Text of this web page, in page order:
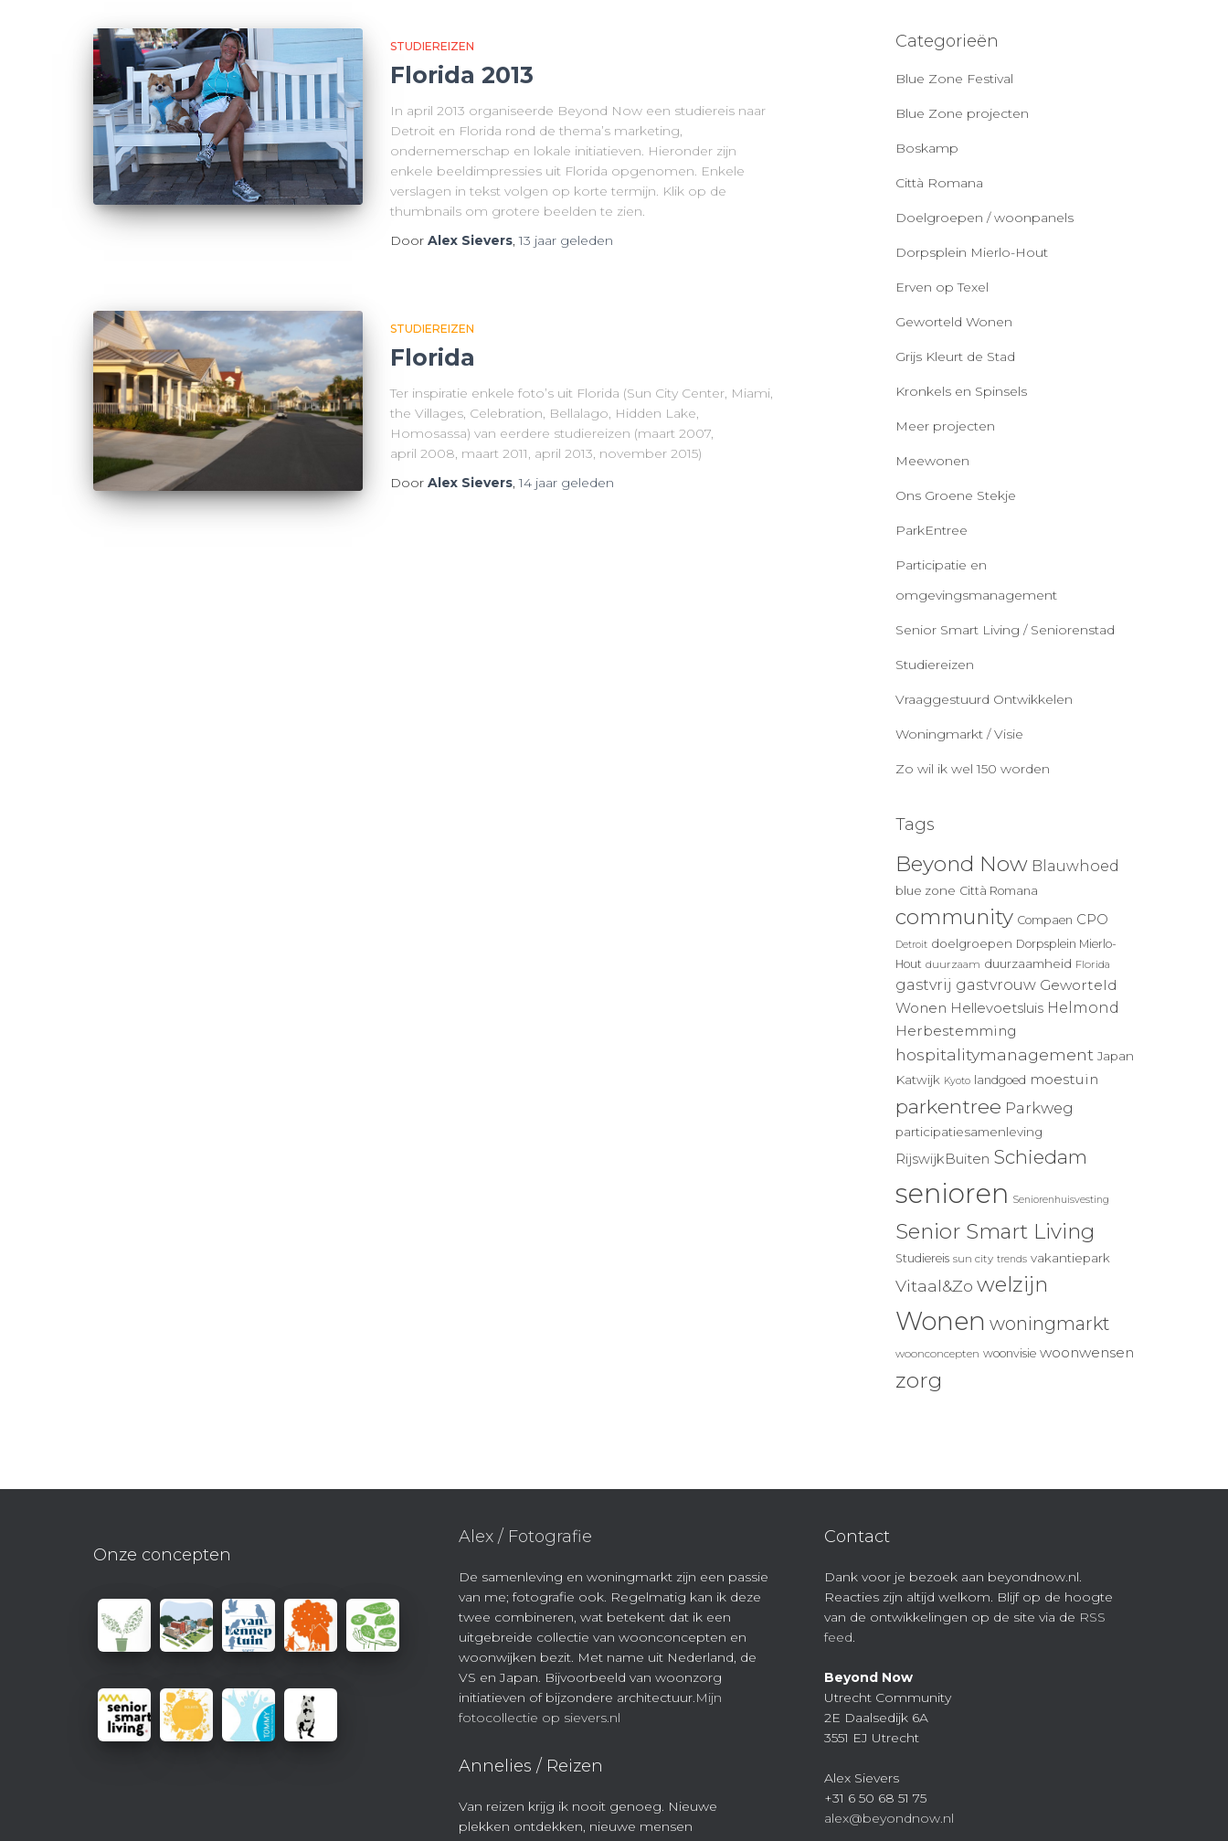
STUDIEREIZEN
Florida 2013
In april 2013 organiseerde Beyond Now een studiereis naar
Detroit en Florida rond de thema’s marketing,
ondernemerschap en lokale initiatieven. Hieronder zijn
enkele beeldimpressies uit Florida opgenomen. Enkele
verslagen in tekst volgen op korte termijn. Klik op de
thumbnails om grotere beelden te zien.
Door Alex Sievers,13 jaar geleden
STUDIEREIZEN
Florida
Ter inspiratie enkele foto’s uit Florida (Sun City Center, Miami,
the Villages, Celebration, Bellalago, Hidden Lake,
Homosassa) van eerdere studiereizen (maart 2007,
april 2008, maart 2011, april 2013, november 2015)
Door Alex Sievers,14 jaar geleden
Categorieën
Blue Zone Festival
Blue Zone projecten
Boskamp
Città Romana
Doelgroepen / woonpanels
Dorpsplein Mierlo-Hout
Erven op Texel
Geworteld Wonen
Grijs Kleurt de Stad
Kronkels en Spinsels
Meer projecten
Meewonen
Ons Groene Stekje
ParkEntree
Participatie en
omgevingsmanagement
Senior Smart Living / Seniorenstad
Studiereizen
Vraaggestuurd Ontwikkelen
Woningmarkt / Visie
Zo wil ik wel 150 worden
Tags
Beyond Now Blauwhoed
blue zone Città Romana
community Compaen CPO
Detroit doelgroepen Dorpsplein Mierlo-
Hout duurzaam duurzaamheid Florida
gastvrij gastvrouw Geworteld
Wonen Hellevoetsluis Helmond
Herbestemming
hospitalitymanagement Japan
Katwijk Kyoto landgoed moestuin
parkentree Parkweg
participatiesamenleving
RijswijkBuiten Schiedam
senioren Seniorenhuisvesting
Senior Smart Living
Studiereis sun city trends vakantiepark
Vitaal&Zo welzijn
Wonen woningmarkt
woonconcepten woonvisie woonwensen
zorg
Onze concepten
Alex / Fotografie
De samenleving en woningmarkt zijn een passie
van me; fotografie ook. Regelmatig kan ik deze
twee combineren, wat betekent dat ik een
uitgebreide collectie van woonconcepten en
woonwijken bezit. Met name uit Nederland, de
VS en Japan. Bijvoorbeeld van woonzorg
initiatieven of bijzondere architectuur.Mijn
fotocollectie op sievers.nl
Annelies / Reizen
Van reizen krijg ik nooit genoeg. Nieuwe
plekken ontdekken, nieuwe mensen
Contact
Dank voor je bezoek aan beyondnow.nl.
Reacties zijn altijd welkom. Blijf op de hoogte
van de ontwikkelingen op de site via de RSS
feed.
Beyond Now
Utrecht Community
2E Daalsedijk 6A
3551 EJ Utrecht
Alex Sievers
+31 6 50 68 51 75
alex@beyondnow.nl